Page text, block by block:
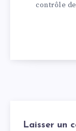
contrôle
Laisser un